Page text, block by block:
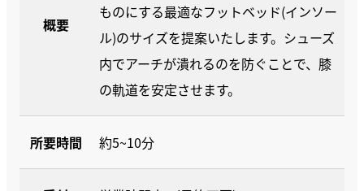
概要
ものにする最適なフットベッド(インソー
ル)のサイズを提案いたします。シューズ
内でアーチが潰れるのを防ぐことで、膝
の軌道を安定させます。
所要時間 約5~10分